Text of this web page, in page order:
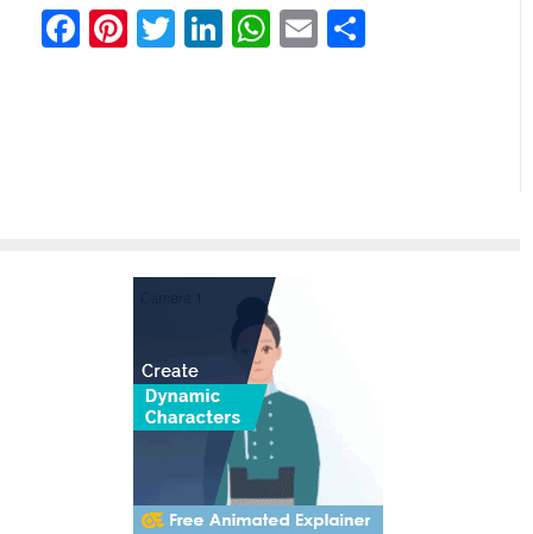
Facebook
Pinterest
Twitter
LinkedIn
WhatsApp
Email